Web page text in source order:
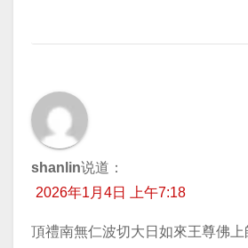
shanlin说道：
2026年1月4日 上午7:18
頂禮南無仁波切大日如來王尊佛